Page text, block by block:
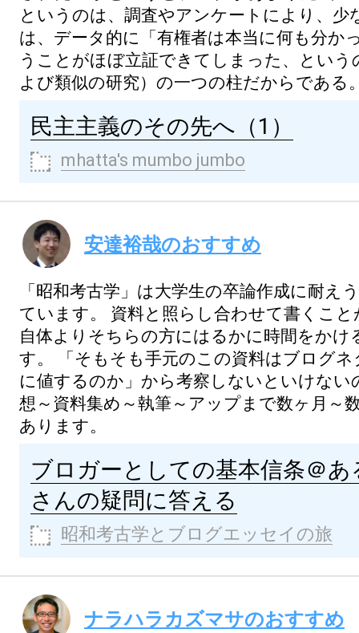
というのは、調査やアンケートにより、少
は、データ的に「有権者は本当に何も分か
うことがほぼ立証できてしまった、という
よび類似の研究）の一つの柱だからである
民主主義のその先へ（1）
mhatta's mumbo jumbo
安達裕哉のおすすめ
「昭和考古学」は大学生の卒論作成に耐え
ています。 資料と照らし合わせて書くこ
自体よりそちらの方にはるかに時間をかけ
す。 「そもそも手元のこの資料はブログ
に値するのか」から考察しないといけない
想～資料集め～執筆～アップまで数ヶ月～
あります。
ブロガーとしての基本信条＠
さんの疑問に答える
昭和考古学とブログエッセイの旅
ナラハラカズマサのおすすめ